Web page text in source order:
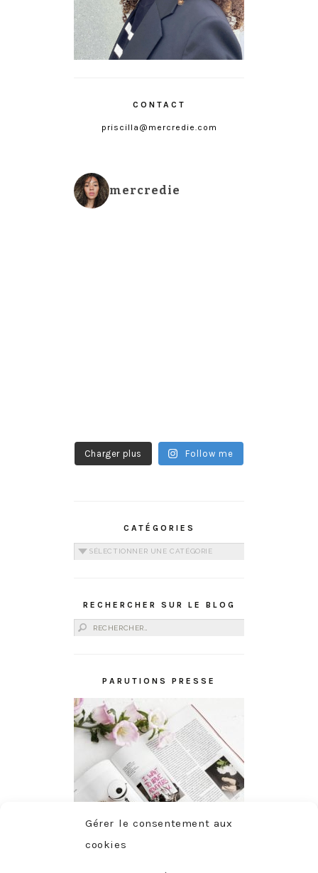
Gérer le consentement aux
cookies
CONTACT
priscilla@mercredie.com
mercredie
Charger plus Follow me
CATÉGORIES
Catégories
RECHERCHER SUR LE BLOG
Rechercher :
PARUTIONS PRESSE